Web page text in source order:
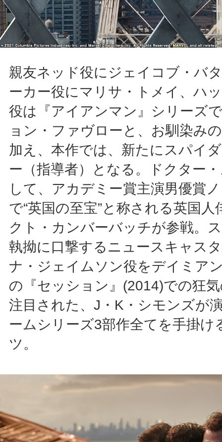
親友ネッド役にジェイコブ・バ
ーカー役にマリサ・トメイ、ハ
役は『アイアンマン』シリーズ
ョン・ファヴローと、お馴染み
加え、本作では、新たにスパイ
ー（指導者）となる。ドクター
して、アカデミー賞主演男優賞
で“英国の至宝”と称される英国
クト・カンバーバッチが参戦。
執拗に口撃するニュースキャス
ナ・ジェイムソン役をデイミア
の『セッション』(2014)での狂
注目された、J・K・シモンズが
ームシリーズ3部作全てを手掛け
ツ。